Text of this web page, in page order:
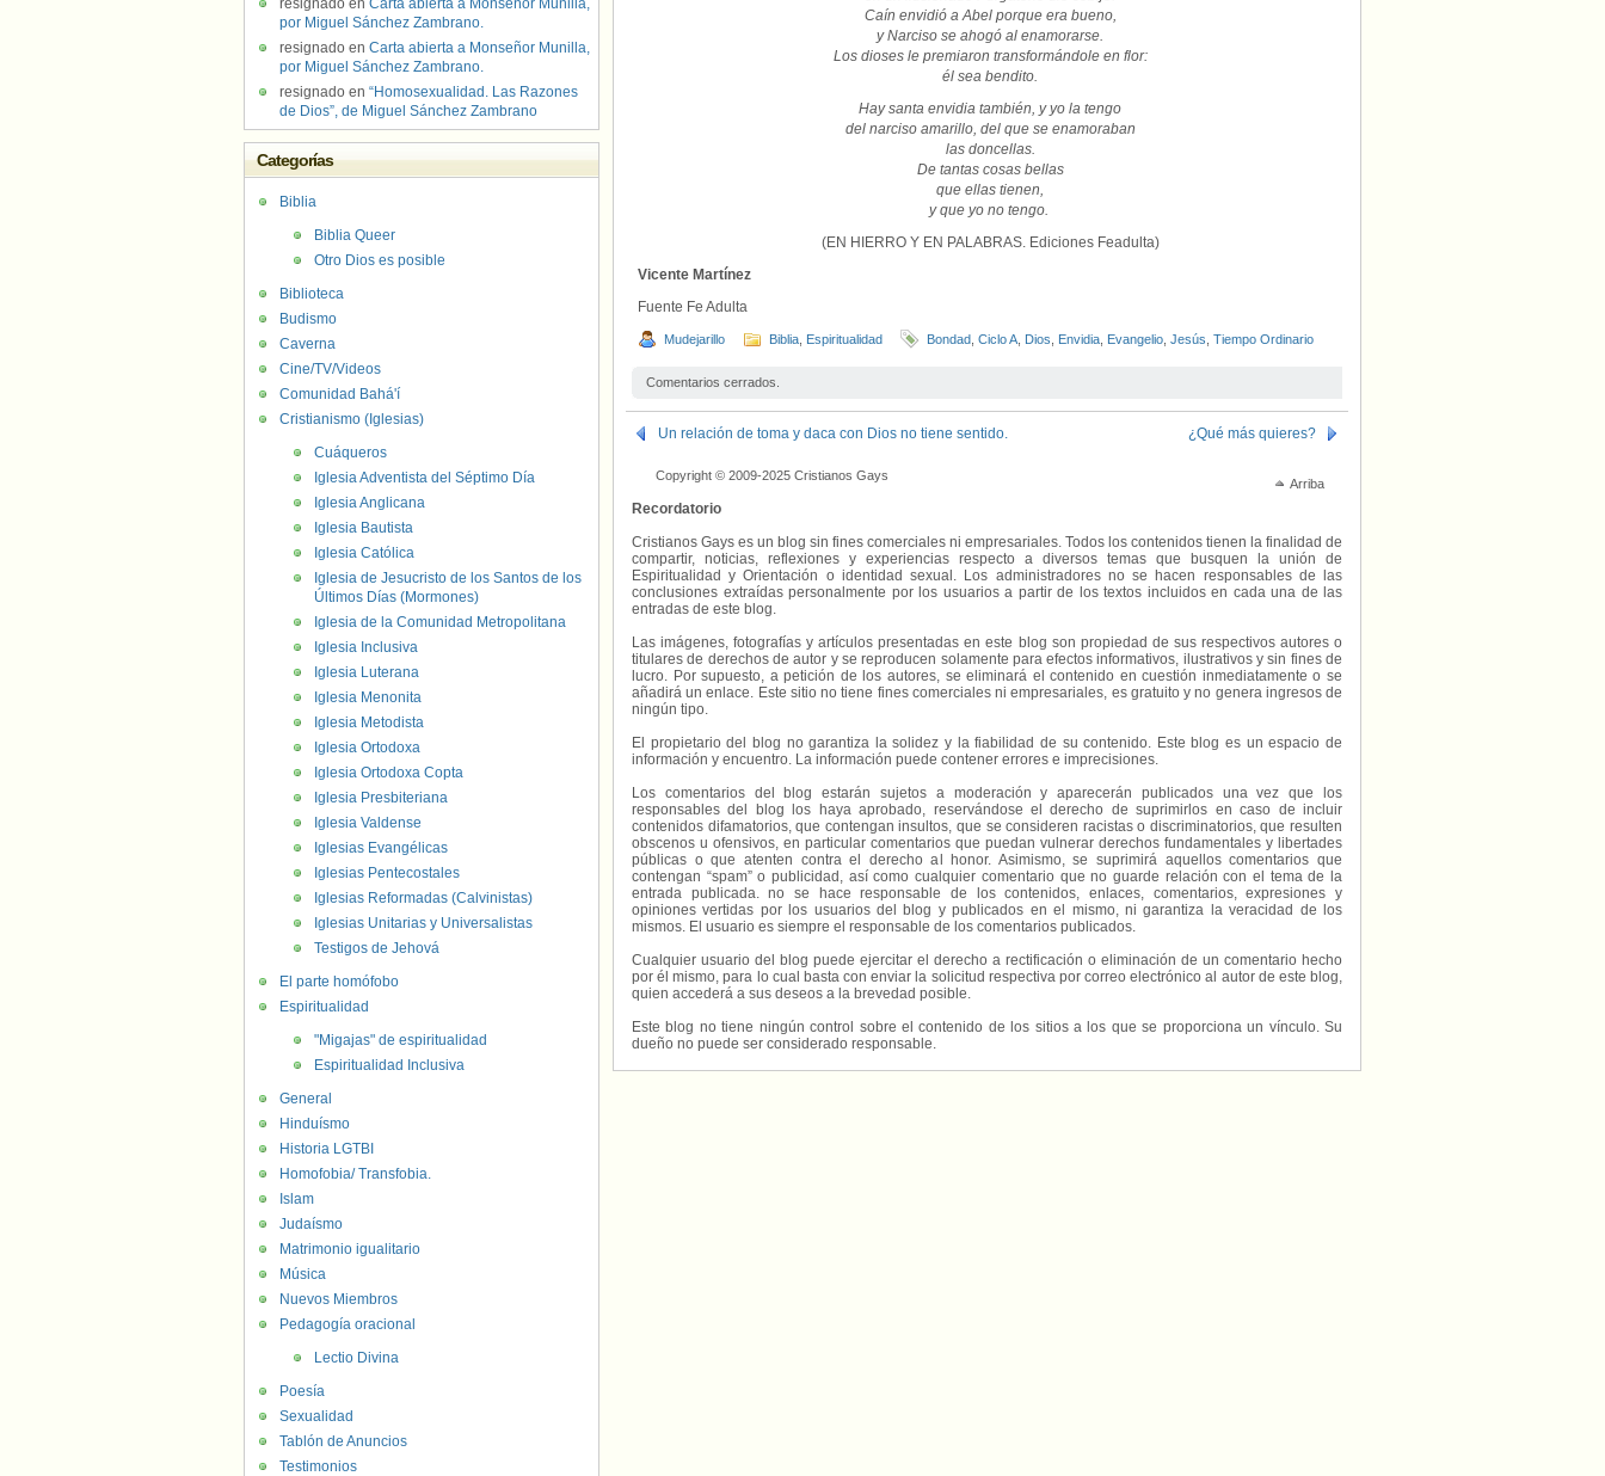
Caín envidió a Abel porque era bueno,
y Narciso se ahogó al enamorarse.
Los dioses le premiaron transformándole en flor:
él sea bendito.
Hay santa envidia también, y yo la tengo
del narciso amarillo, del que se enamoraban
las doncellas.
De tantas cosas bellas
que ellas tienen,
y que yo no tengo.
(EN HIERRO Y EN PALABRAS. Ediciones Feadulta)
Vicente Martínez
Fuente Fe Adulta
Mudejarillo Biblia Espiritualidad Bondad Ciclo A Dios Envidia Evangelio Jesús Tiempo Ordinario
Comentarios cerrados.
Un relación de toma y daca con Dios no tiene sentido. ¿Qué más quieres?
Arriba
Copyright © 2009-2025 Cristianos Gays
Recordatorio
Cristianos Gays es un blog sin fines comerciales ni empresariales. Todos los contenidos tienen la finalidad de
compartir, noticias, reflexiones y experiencias respecto a diversos temas que busquen la unión de
Espiritualidad y Orientación o identidad sexual. Los administradores no se hacen responsables de las
conclusiones extraídas personalmente por los usuarios a partir de los textos incluidos en cada una de las
entradas de este blog.
Las imágenes, fotografías y artículos presentadas en este blog son propiedad de sus respectivos autores o
titulares de derechos de autor y se reproducen solamente para efectos informativos, ilustrativos y sin fines de
lucro. Por supuesto, a petición de los autores, se eliminará el contenido en cuestión inmediatamente o se
añadirá un enlace. Este sitio no tiene fines comerciales ni empresariales, es gratuito y no genera ingresos de
ningún tipo.
El propietario del blog no garantiza la solidez y la fiabilidad de su contenido. Este blog es un espacio de
información y encuentro. La información puede contener errores e imprecisiones.
Los comentarios del blog estarán sujetos a moderación y aparecerán publicados una vez que los
responsables del blog los haya aprobado, reservándose el derecho de suprimirlos en caso de incluir
contenidos difamatorios, que contengan insultos, que se consideren racistas o discriminatorios, que resulten
obscenos u ofensivos, en particular comentarios que puedan vulnerar derechos fundamentales y libertades
públicas o que atenten contra el derecho al honor. Asimismo, se suprimirá aquellos comentarios que
contengan “spam” o publicidad, así como cualquier comentario que no guarde relación con el tema de la
entrada publicada. no se hace responsable de los contenidos, enlaces, comentarios, expresiones y
opiniones vertidas por los usuarios del blog y publicados en el mismo, ni garantiza la veracidad de los
mismos. El usuario es siempre el responsable de los comentarios publicados.
Cualquier usuario del blog puede ejercitar el derecho a rectificación o eliminación de un comentario hecho
por él mismo, para lo cual basta con enviar la solicitud respectiva por correo electrónico al autor de este blog,
quien accederá a sus deseos a la brevedad posible.
Este blog no tiene ningún control sobre el contenido de los sitios a los que se proporciona un vínculo. Su
dueño no puede ser considerado responsable.
resignado en Carta abierta a Monseñor Munilla,
por Miguel Sánchez Zambrano.
resignado en Carta abierta a Monseñor Munilla,
por Miguel Sánchez Zambrano.
resignado en “Homosexualidad. Las Razones
de Dios”, de Miguel Sánchez Zambrano
Categorías
Biblia
Biblia Queer
Otro Dios es posible
Biblioteca
Budismo
Caverna
Cine/TV/Videos
Comunidad Bahá'í
Cristianismo (Iglesias)
Cuáqueros
Iglesia Adventista del Séptimo Día
Iglesia Anglicana
Iglesia Bautista
Iglesia Católica
Iglesia de Jesucristo de los Santos de los
Últimos Días (Mormones)
Iglesia de la Comunidad Metropolitana
Iglesia Inclusiva
Iglesia Luterana
Iglesia Menonita
Iglesia Metodista
Iglesia Ortodoxa
Iglesia Ortodoxa Copta
Iglesia Presbiteriana
Iglesia Valdense
Iglesias Evangélicas
Iglesias Pentecostales
Iglesias Reformadas (Calvinistas)
Iglesias Unitarias y Universalistas
Testigos de Jehová
El parte homófobo
Espiritualidad
"Migajas" de espiritualidad
Espiritualidad Inclusiva
General
Hinduísmo
Historia LGTBI
Homofobia/ Transfobia.
Islam
Judaísmo
Matrimonio igualitario
Música
Nuevos Miembros
Pedagogía oracional
Lectio Divina
Poesía
Sexualidad
Tablón de Anuncios
Testimonios